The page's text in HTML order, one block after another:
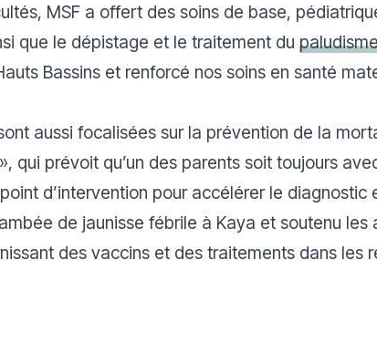
MSF a offert des soins de base,
que le dépistage et le traitement du
Bassins et renforcé nos soins en santé
aussi focalisées sur la prévention de la
qui prévoit qu’un des parents soit toujours
d’intervention pour accélérer le diagnostic
de jaunisse fébrile à Kaya et soutenu
des vaccins et des traitements dans les